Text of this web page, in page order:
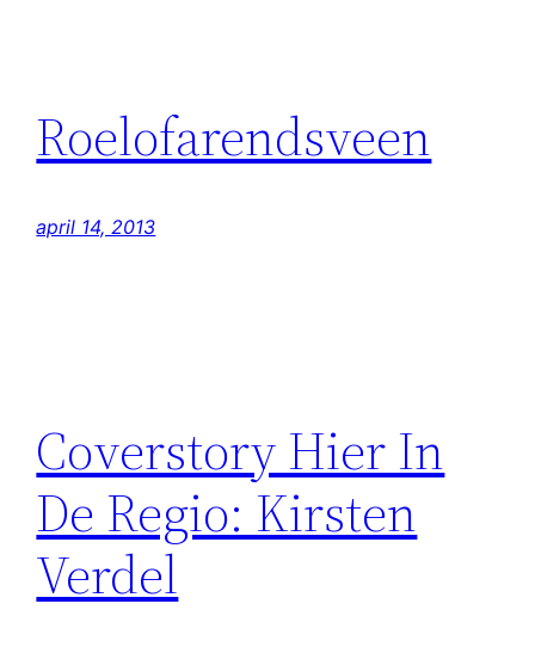
Roelofarendsveen
april 14, 2013
Coverstory Hier In
De Regio: Kirsten
Verdel